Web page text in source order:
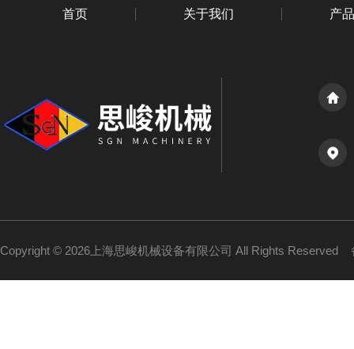
首页 关于我们 产
Copyright © 2026上海思峻机械设备有限公司 All Rights Reserved